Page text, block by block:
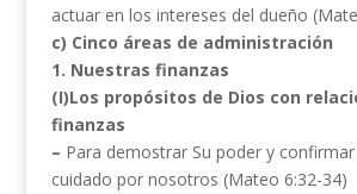
actuar en los intereses del dueño
c) Cinco áreas de administración
1. Nuestras finanzas
(I)Los propósitos de Dios con
finanzas
– Para demostrar Su poder y
cuidado por nosotros (Mateo 6:32-34)